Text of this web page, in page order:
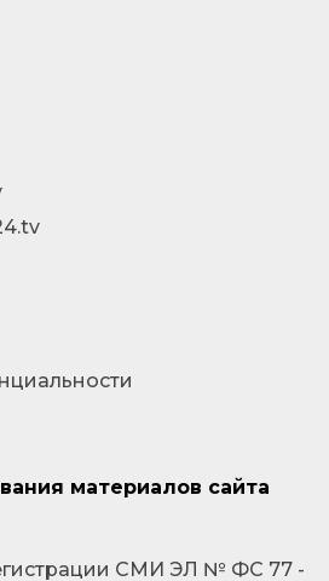
материалов сайта
СМИ ЭЛ № ФС 77 -